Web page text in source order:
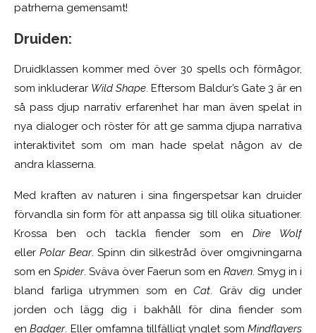
patrherna gemensamt!
Druiden:
Druidklassen kommer med över 30 spells och förmågor,
som inkluderar Wild Shape. Eftersom Baldur’s Gate 3 är en
så pass djup narrativ erfarenhet har man även spelat in
nya dialoger och röster för att ge samma djupa narrativa
interaktivitet som om man hade spelat någon av de
andra klasserna.
Med kraften av naturen i sina fingerspetsar kan druider
förvandla sin form för att anpassa sig till olika situationer.
Krossa ben och tackla fiender som en Dire Wolf
ellerPolar Bear. Spinn din silkestråd över omgivningarna
som en Spider. Sväva över Faerun som en Raven. Smyg in i
bland farliga utrymmen som enCat. Gräv dig under
jorden och lägg dig i bakhåll för dina fiender som
enBadger. Eller omfamna tillfälligt ynglet somMindflayers